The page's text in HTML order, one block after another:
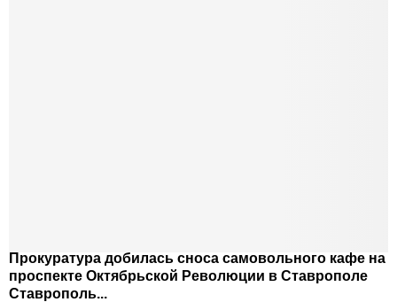
Прокуратура добилась сноса самовольного кафе на
проспекте Октябрьской Революции в Ставрополе
Ставрополь...